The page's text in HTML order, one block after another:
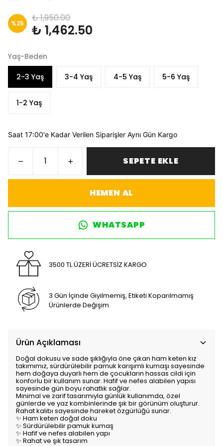
%25 ₺ 1,950.00
₺ 1,462.50
Yaş-Beden
2-3 Yaş 3-4 Yaş 4-5 Yaş 5-6 Yaş
1-2 Yaş
Saat 17:00'e Kadar Verilen Siparişler Aynı Gün Kargo
SEPETE EKLE
HEMEN AL
WHATSAPP
3500 TL ÜZERİ ÜCRETSİZ KARGO
3 Gün İçinde Giyilmemiş, Etiketi Koparılmamış
Ürünlerde Değişim
Ürün Açıklaması
Doğal dokusu ve sade şıklığıyla öne çıkan ham keten kız
takımımız, sürdürülebilir pamuk karışımlı kumaşı sayesinde
hem doğaya duyarlı hem de çocukların hassas cildi için
konforlu bir kullanım sunar. Hafif ve nefes alabilen yapısı
sayesinde gün boyu rahatlık sağlar.
Minimal ve zarif tasarımıyla günlük kullanımda, özel
günlerde ve yaz kombinlerinde şık bir görünüm oluşturur.
Rahat kalıbı sayesinde hareket özgürlüğü sunar.
✨ Ham keten doğal doku
✨ Sürdürülebilir pamuk kumaş
✨ Hafif ve nefes alabilen yapı
✨ Rahat ve şık tasarım